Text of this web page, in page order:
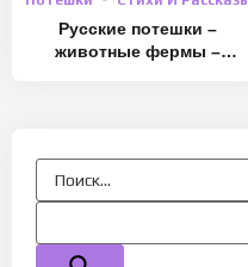
Русские потешки –
животные фермы –